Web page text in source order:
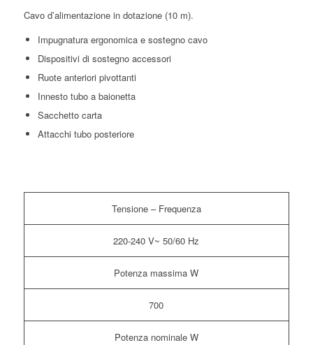
Cavo d’alimentazione in dotazione (10 m).
Impugnatura ergonomica e sostegno cavo
Dispositivi di sostegno accessori
Ruote anteriori pivottanti
Innesto tubo a baionetta
Sacchetto carta
Attacchi tubo posteriore
Tensione – Frequenza
220-240 V~ 50/60 Hz
Potenza massima W
700
Potenza nominale W